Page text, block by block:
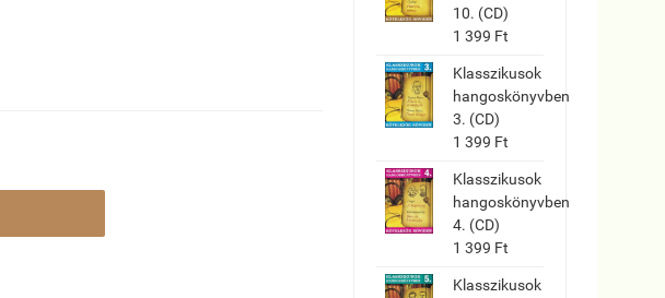
10. (CD)
1 399 Ft
Klasszikusok
hangoskönyvben
3. (CD)
1 399 Ft
Klasszikusok
hangoskönyvben
4. (CD)
1 399 Ft
Klasszikusok